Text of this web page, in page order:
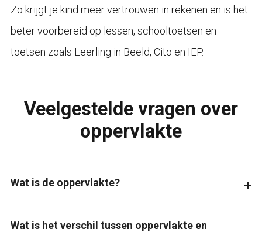
Zo krijgt je kind meer vertrouwen in rekenen en is het
beter voorbereid op lessen, schooltoetsen en
toetsen zoals Leerling in Beeld, Cito en IEP.
Veelgestelde vragen over
oppervlakte
Wat is de oppervlakte?
Wat is het verschil tussen oppervlakte en